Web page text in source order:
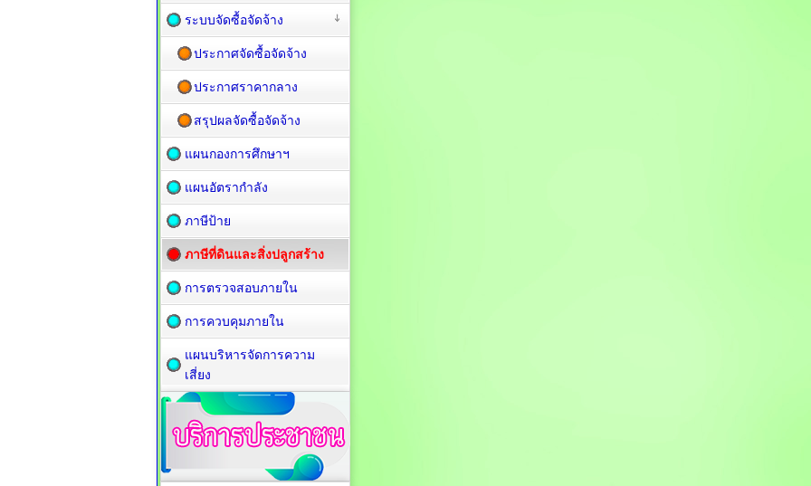
ระบบจัดซื้อจัดจ้าง
ประกาศจัดซื้อจัดจ้าง
ประกาศราคากลาง
สรุปผลจัดซื้อจัดจ้าง
แผนกองการศึกษาฯ
แผนอัตรากำลัง
ภาษีป้าย
ภาษีที่ดินและสิ่งปลูกสร้าง
การตรวจสอบภายใน
การควบคุมภายใน
แผนบริหารจัดการความ
เสี่ยง